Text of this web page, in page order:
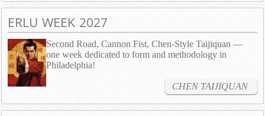
ERLU WEEK 2027
Second Road, Cannon Fist, Chen-Style Taijiquan —
one week dedicated to form and methodology in
Philadelphia!
CHEN TAIJIQUAN